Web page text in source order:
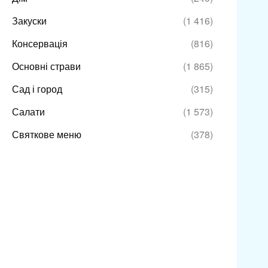
Закуски
(1 416)
Консервація
(816)
Основні страви
(1 865)
Сад і город
(315)
Салати
(1 573)
Святкове меню
(378)